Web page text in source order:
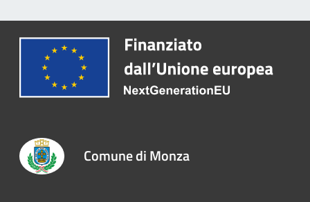
Comune di Monza